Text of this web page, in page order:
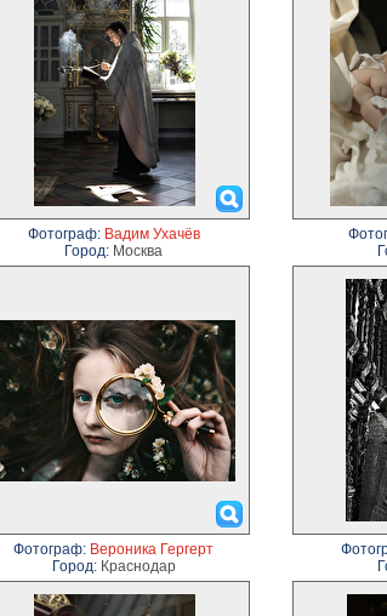
Фотограф: Вадим Ухачёв
Город: Москва
Фотограф: Вероника Гергерт
Город: Краснодар